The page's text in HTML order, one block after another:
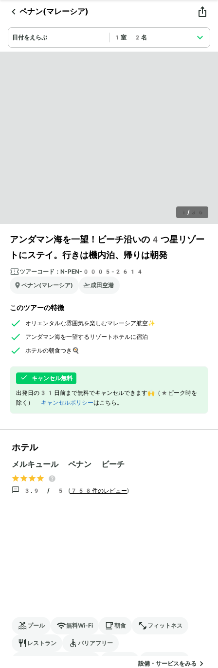
ペナン(マレーシア)
日付をえらぶ 1室 2名
1 / 36
アンダマン海を一望！ビーチ沿いの4つ星リゾー
トにステイ。行きは機内泊、帰りは朝発
ツアーコード： N-PEN-0005-2614
ペナン(マレーシア)
成田空港
このツアーの特徴
オリエンタルな雰囲気を楽しむマレーシア航空✨
アンダマン海を一望するリゾートホテルに宿泊
ホテルの朝食つき🍳
キャンセル無料
出発日の31日前まで無料でキャンセルできます🙌（*ピーク時を
除く） キャンセルポリシーはこちら。
ホテル
メルキュール ペナン ビーチ
3.9 / 5 ( 758件のレビュー)
プール 無料Wi-Fi 朝食 フィットネス
レストラン バリアフリー
ランドリー
設備・サービスをみる